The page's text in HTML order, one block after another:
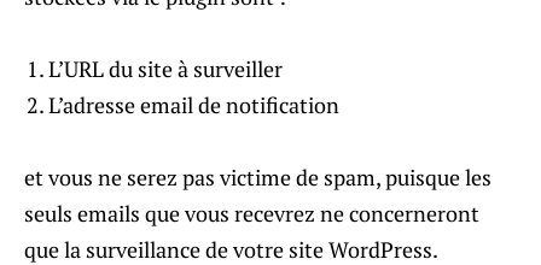
L’URL du site à surveiller
L’adresse email de notification
et vous ne serez pas victime de spam, puisque les
seuls emails que vous recevrez ne concerneront
que la surveillance de votre site WordPress.